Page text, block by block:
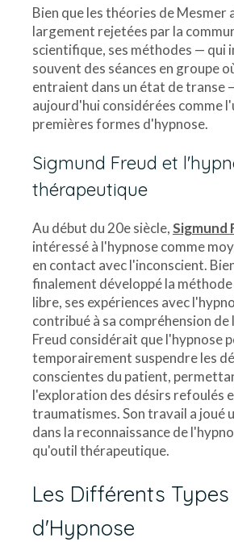
Bien que les théories de Mesmer
largement rejetées par la
scientifique, ses méthodes — qui
souvent des séances en groupe
entraient dans un état de transe
aujourd'hui considérées comme
premières formes d'hypnose.
Sigmund Freud et
thérapeutique
Au début du 20e siècle,Sigmund
intéressé à l'hypnose comme
en contact avec l'inconscient.
finalement développé la
libre, ses expériences avec
contribué à sa compréhension de
Freud considérait que l'hypnose
temporairement suspendre les
conscientes du patient,
l'exploration des désirs refoulés
traumatismes. Son travail a joué
dans la reconnaissance de
qu'outil thérapeutique.
Les Différents Types
d'Hypnose